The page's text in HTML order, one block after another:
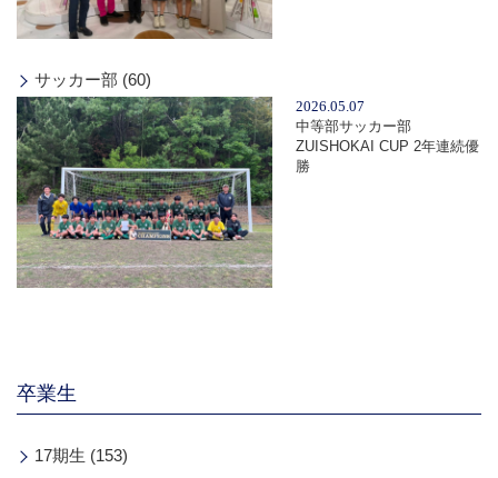
サッカー部 (60)
2026.05.07
中等部サッカー部
ZUISHOKAI CUP 2年連続優
勝
卒業生
17期生 (153)